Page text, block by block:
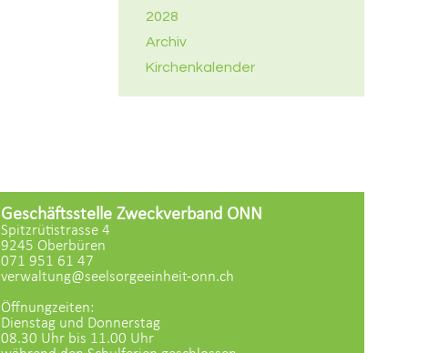
2028
Archiv
Kirchenkalender
Geschäftsstelle Zweckverband ONN
Spitzrütistrasse 4
9245 Oberbüren
071 951 61 47
verwaltung@seelsorgeeinheit-onn.ch
Öffnungzeiten:
Dienstag und Donnerstag
08.30 Uhr bis 11.00 Uhr